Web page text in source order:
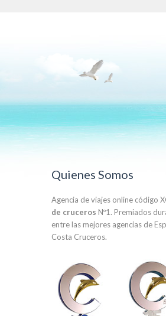
Quienes Somos
Agencia de viajes online código
de cruceros Nº1. Premiados
entre las mejores agencias de
Costa Cruceros.